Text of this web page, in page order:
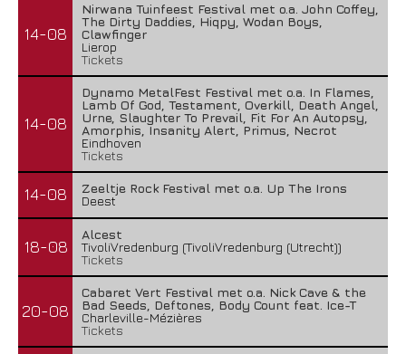
14-08
Nirwana Tuinfeest Festival met o.a. John Coffey,
The Dirty Daddies, Hiqpy, Wodan Boys,
Clawfinger
Lierop
Tickets
14-08
Dynamo MetalFest Festival met o.a. In Flames,
Lamb Of God, Testament, Overkill, Death Angel,
Urne, Slaughter To Prevail, Fit For An Autopsy,
Amorphis, Insanity Alert, Primus, Necrot
Eindhoven
Tickets
14-08
Zeeltje Rock Festival met o.a. Up The Irons
Deest
18-08
Alcest
TivoliVredenburg (TivoliVredenburg (Utrecht))
Tickets
20-08
Cabaret Vert Festival met o.a. Nick Cave & the
Bad Seeds, Deftones, Body Count feat. Ice-T
Charleville-Mézières
Tickets